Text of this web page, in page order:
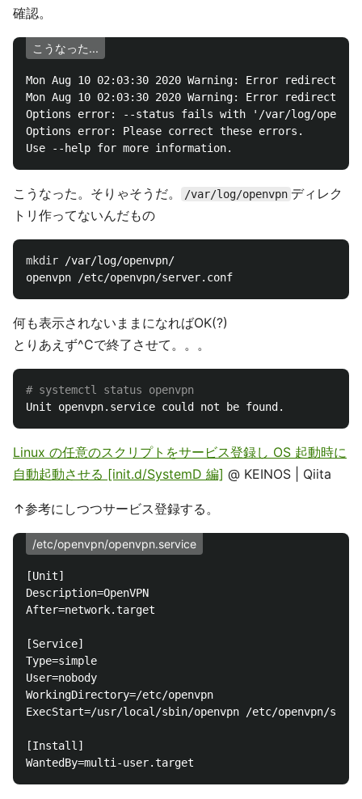
確認。
こうなった...
Mon Aug 10 02:03:30 2020 Warning: Error
Mon Aug 10 02:03:30 2020 Warning: Error
Options error: --status fails with '/var/log/
Options error: Please correct these errors.
こうなった。そりゃそうだ。 /var/log/openvpn ディレク
トリ作ってないんだもの
mkdir /var/log/openvpn/
何も表示されないままになればOK(?)
とりあえず^Cで終了させて。。。
# systemctl status openvpn
Linux の任意のスクリプトをサービス登録し OS 起動時に
自動起動させる [init.d/SystemD 編] @ KEINOS | Qiita
↑参考にしつつサービス登録する。
/etc/openvpn/openvpn.service
[Unit]
Description=OpenVPN
After=network.target
[Service]
Type=simple
User=nobody
WorkingDirectory=/etc/openvpn
ExecStart=/usr/local/sbin/openvpn /etc/openvpn/
[Install]